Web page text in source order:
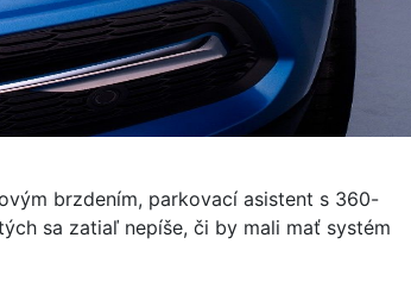
brzdením, parkovací asistent s 360-
sa zatiaľ nepíše, či by mali mať systém